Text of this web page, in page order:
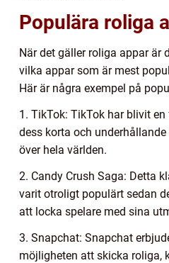
Populära roliga
När det gäller roliga appar är
vilka appar som är mest
Här är några exempel på
1. TikTok: TikTok har blivit
dess korta och
över hela världen.
2. Candy Crush Saga: Detta
varit otroligt populärt sedan
att locka spelare med sina
3. Snapchat: Snapchat
möjligheten att skicka roliga,